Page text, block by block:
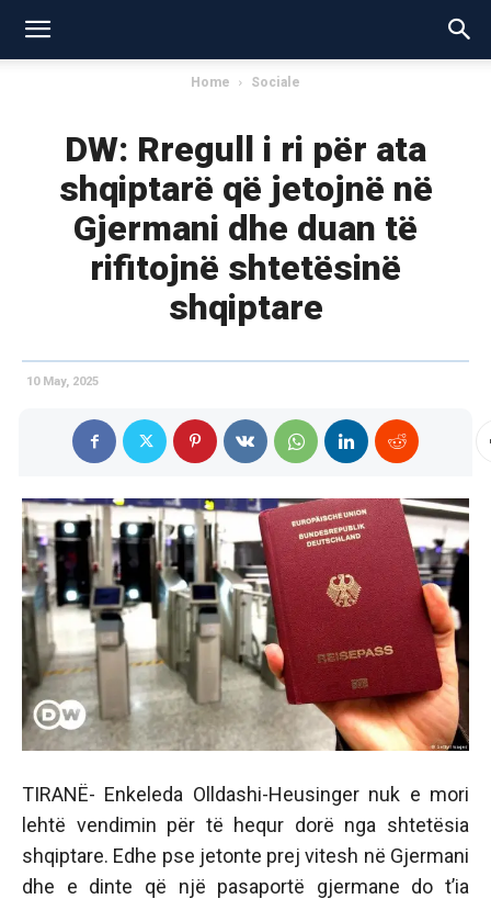
Home Sociale
DW: Rregull i ri për ata
shqiptarë që jetojnë në
Gjermani dhe duan të
rifitojnë shtetësinë
shqiptare
10 May, 2025
TIRANË- Enkeleda Olldashi-Heusinger nuk e mori
lehtë vendimin për të hequr dorë nga shtetësia
shqiptare. Edhe pse jetonte prej vitesh në Gjermani
dhe e dinte që një pasaportë gjermane do t’ia